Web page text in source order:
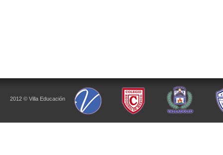
2012 © Villa Educación